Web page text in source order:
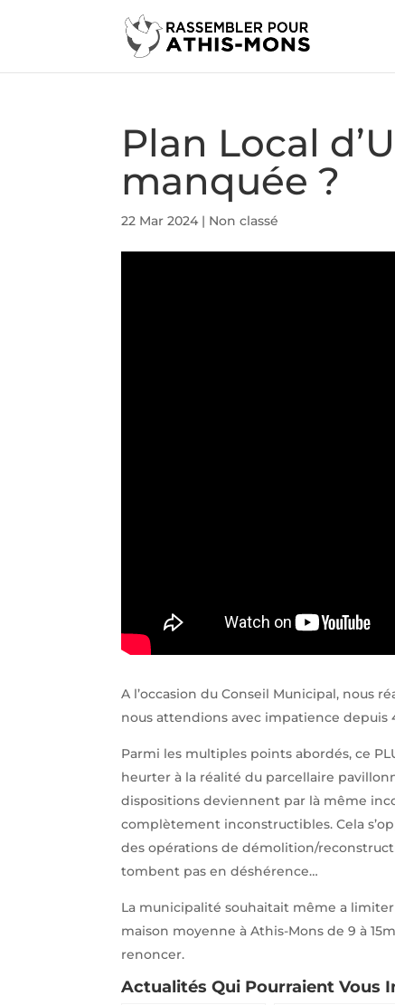
Plan Local
manquée ?
22 Mar 2024 | Non classé
A l’occasion du Conseil Municipal, nous
nous attendions avec impatience depuis
Parmi les multiples points abordés, ce
heurter à la réalité du parcellaire
dispositions deviennent par là même
complètement inconstructibles. Cela
des opérations de démolition/
tombent pas en déshérence…
La municipalité souhaitait même a
maison moyenne à Athis-Mons de 9 à
renoncer.
Actualités Qui Pourraient Vous